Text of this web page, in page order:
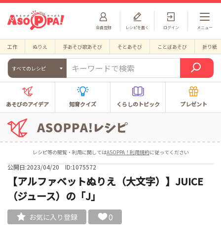
会員登録 ログイン
レシピを書く メニュー
工作 ぬりえ 手あそび歌あそび そとあそび ことばあそび 折り紙
すべてのレシピ
あそびのアイデア 知育クイズ くらしのトピック プレゼント
レシピ等の閲覧・利用に関してはASOPPA！利用規約に従ってください
公開日:2023/04/20 ID:1075572
【アルファベットぬりえ（大文字）】JUICE
（ジュース）の「J」
お気に入り登録 0